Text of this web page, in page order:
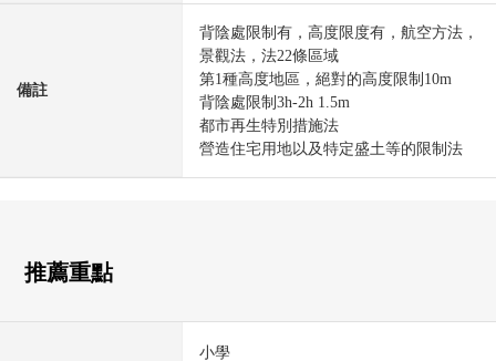
備註
背陰處限制有，高度限度有，航空方法，
景觀法，法22條區域
第1種高度地區，絕對的高度限制10m
背陰處限制3h-2h 1.5m
都市再生特別措施法
營造住宅用地以及特定盛土等的限制法
推薦重點
小學